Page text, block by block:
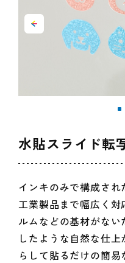
水貼スライド転
インキのみで構成さ
工業製品まで幅広く対
ルムなどの基材がな
したような自然な仕
らして貼るだけの簡